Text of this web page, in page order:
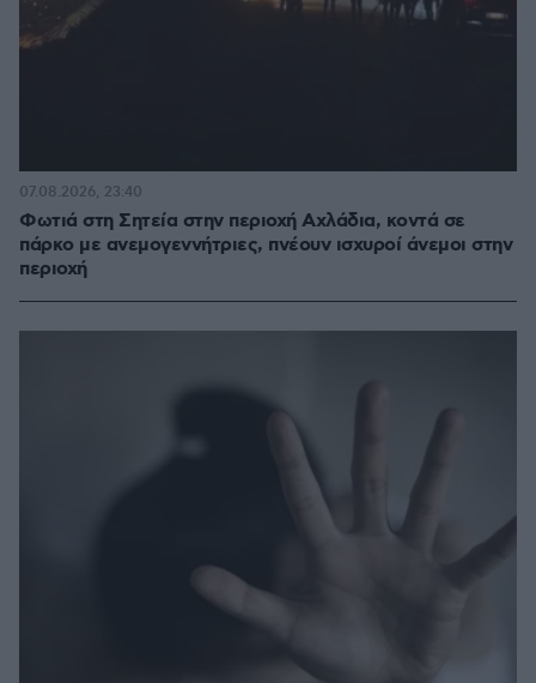
Φωτιά στη Σητεία στην περιοχή Αχλάδια, κοντά σε
πάρκο με ανεμογεννήτριες, πνέουν ισχυροί άνεμοι στην
περιοχή
07.08.2026, 23:40